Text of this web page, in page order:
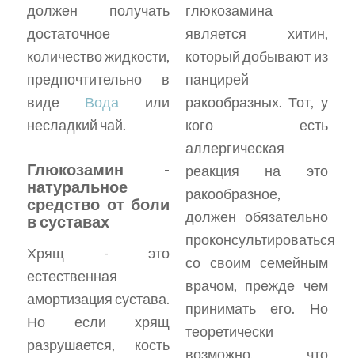
должен получать
достаточное
количество жидкости,
предпочтительно в
виде Вода или
несладкий чай.
Глюкозамин -
натуральное
средство от боли
в суставах
Хрящ - это
естественная
амортизация сустава.
Но если хрящ
разрушается, кость
глюкозамина
является хитин,
который добывают из
панцирей
ракообразных. Тот, у
кого есть
аллергическая
реакция на это
ракообразное,
должен обязательно
проконсультироваться
со своим семейным
врачом, прежде чем
принимать его. Но
теоретически
возможно, что